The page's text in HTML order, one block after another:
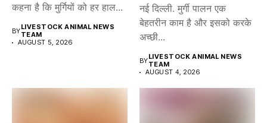
कहना है कि मुर्गियों को हर हाल...
BYLIVESTOCK ANIMAL NEWS
TEAM
AUGUST 5, 2026
नई दिल्ली. मुर्गी पालन एक
बेहतरीन काम है और इसको करके
अच्छी...
BYLIVESTOCK ANIMAL NEWS
TEAM
AUGUST 4, 2026